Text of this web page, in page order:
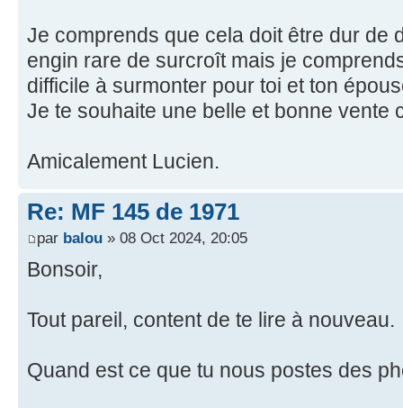
Je comprends que cela doit être dur de
engin rare de surcroît mais je
difficile à surmonter pour toi et ton
Je te souhaite une belle et bonne vente
Amicalement Lucien.
Re: MF 145 de 1971
par balou » 08 Oct 2024, 20:05
Bonsoir,
Tout pareil, content de te lire à nouveau.
Quand est ce que tu nous postes des